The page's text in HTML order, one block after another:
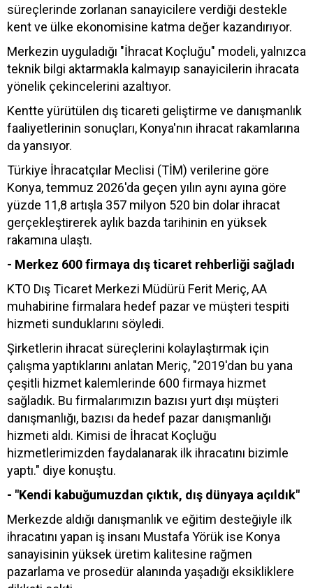
süreçlerinde zorlanan sanayicilere verdiği destekle
kent ve ülke ekonomisine katma değer kazandırıyor.
Merkezin uyguladığı "İhracat Koçluğu" modeli, yalnızca
teknik bilgi aktarmakla kalmayıp sanayicilerin ihracata
yönelik çekincelerini azaltıyor.
Kentte yürütülen dış ticareti geliştirme ve danışmanlık
faaliyetlerinin sonuçları, Konya'nın ihracat rakamlarına
da yansıyor.
Türkiye İhracatçılar Meclisi (TİM) verilerine göre
Konya, temmuz 2026'da geçen yılın aynı ayına göre
yüzde 11,8 artışla 357 milyon 520 bin dolar ihracat
gerçekleştirerek aylık bazda tarihinin en yüksek
rakamına ulaştı.
- Merkez 600 firmaya dış ticaret rehberliği sağladı
KTO Dış Ticaret Merkezi Müdürü Ferit Meriç, AA
muhabirine firmalara hedef pazar ve müşteri tespiti
hizmeti sunduklarını söyledi.
Şirketlerin ihracat süreçlerini kolaylaştırmak için
çalışma yaptıklarını anlatan Meriç, "2019'dan bu yana
çeşitli hizmet kalemlerinde 600 firmaya hizmet
sağladık. Bu firmalarımızın bazısı yurt dışı müşteri
danışmanlığı, bazısı da hedef pazar danışmanlığı
hizmeti aldı. Kimisi de İhracat Koçluğu
hizmetlerimizden faydalanarak ilk ihracatını bizimle
yaptı." diye konuştu.
- "Kendi kabuğumuzdan çıktık, dış dünyaya açıldık"
Merkezde aldığı danışmanlık ve eğitim desteğiyle ilk
ihracatını yapan iş insanı Mustafa Yörük ise Konya
sanayisinin yüksek üretim kalitesine rağmen
pazarlama ve prosedür alanında yaşadığı eksikliklere